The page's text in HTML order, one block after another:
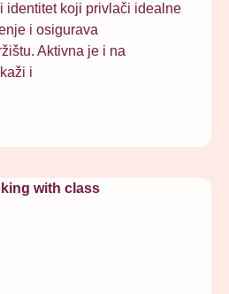
identitet koji privlači idealne
i osigurava
Aktivna je i na
i